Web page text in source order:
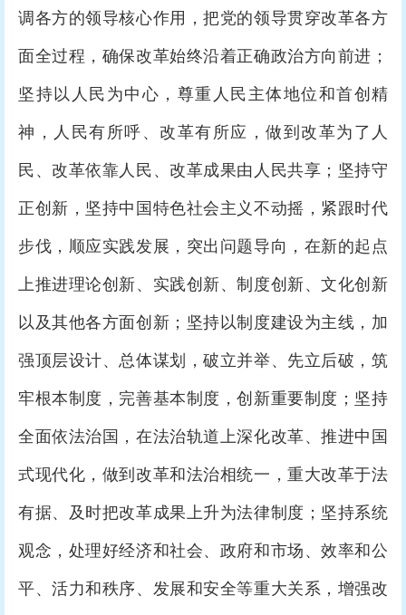
调各方的领导核心作用，把党的领导贯穿改革各方
面全过程，确保改革始终沿着正确政治方向前进；
坚持以人民为中心，尊重人民主体地位和首创精
神，人民有所呼、改革有所应，做到改革为了人
民、改革依靠人民、改革成果由人民共享；坚持守
正创新，坚持中国特色社会主义不动摇，紧跟时代
步伐，顺应实践发展，突出问题导向，在新的起点
上推进理论创新、实践创新、制度创新、文化创新
以及其他各方面创新；坚持以制度建设为主线，加
强顶层设计、总体谋划，破立并举、先立后破，筑
牢根本制度，完善基本制度，创新重要制度；坚持
全面依法治国，在法治轨道上深化改革、推进中国
式现代化，做到改革和法治相统一，重大改革于法
有据、及时把改革成果上升为法律制度；坚持系统
观念，处理好经济和社会、政府和市场、效率和公
平、活力和秩序、发展和安全等重大关系，增强改